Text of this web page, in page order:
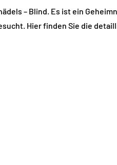
– Blind. Es ist ein
Hier finden Sie die